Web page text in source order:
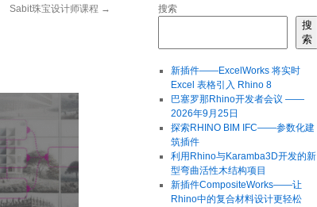
Sabit珠宝设计师课程 → 搜索
搜
索
新插件——ExcelWorks 将实时
Excel 表格引入 Rhino 8
巴塞罗那Rhino开发者会议 ——
2026年9月25日
探索RHINO BIM IFC——参数化建
筑插件
利用Rhino与Karamba3D开发的新
型弯曲活性木结构项目
新插件CompositeWorks——让
Rhino中的复合材料设计更轻松